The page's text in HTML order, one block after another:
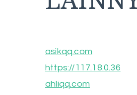
asikqq.com
https://117.18.0.36
ahliqq.com